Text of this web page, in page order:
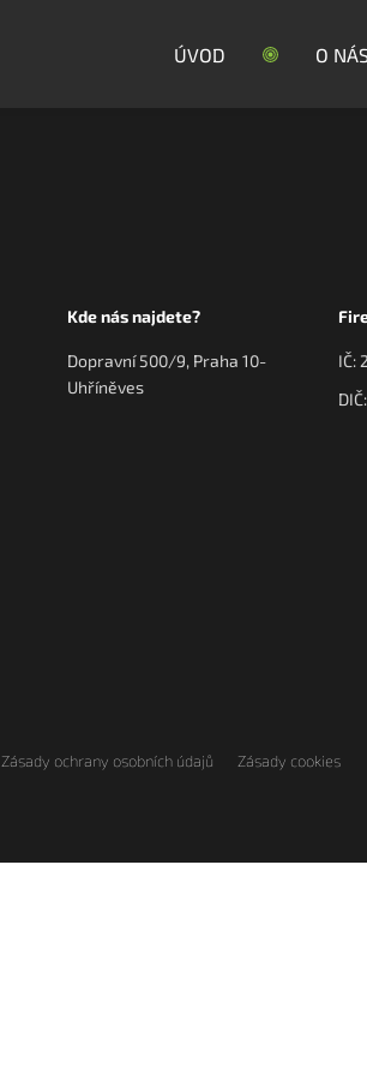
ÚVOD O
Kde nás najdete?
Dopravní 500/9, Praha 10-
Uhříněves
IČ:
Zásady ochrany osobních údajů Zásady cookies